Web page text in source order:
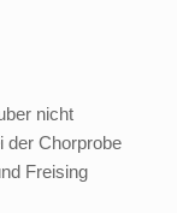
nicht
der Chorprobe
Freising